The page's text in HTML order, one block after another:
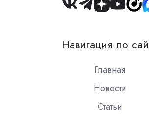
Join
Slack
Навигация по
Главная
Новости
Статьи